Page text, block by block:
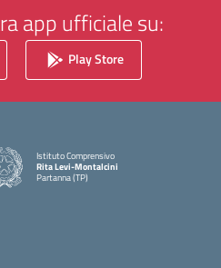
app ufficiale su:
Play Store
Istituto Comprensivo
Rita Levi-Montalcini
Partanna (TP)